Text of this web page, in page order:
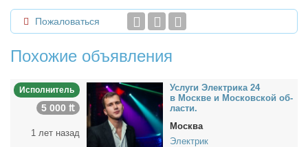
Пожаловаться
Похожие объявления
Исполнитель
5 000 ₶
1 лет назад
Услу­ги Элек­три­ка 24
в Москве и Мос­ков­ской об­
ла­сти.
Москва
Электрик